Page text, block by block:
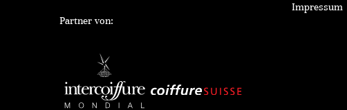
Partner von:
Impressum